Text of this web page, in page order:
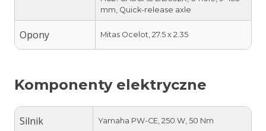
mm, Quick-release axle
Opony Mitas Ocelot, 27.5 x 2.35
Komponenty elektryczne
Silnik Yamaha PW-CE, 250 W, 50 Nm